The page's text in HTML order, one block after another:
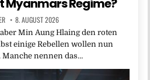
Myanmars Regime?
8. AUGUST 2026
Min Aung Hlaing den roten
einige Rebellen wollen nun
nennen das…